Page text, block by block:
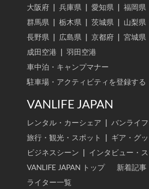
大阪府
兵庫県 愛知県 福岡県
群馬県
栃木県 茨城県 山梨県
長野県
広島県 京都府 宮城県
成田空港
羽田空港
車中泊・キャンプマナー
駐車場・アクティビティを登録する
VANLIFE JAPAN
レンタル・カーシェア バンライフ
旅行・観光・スポット
ギア・グ
ビジネスシーン
インタビュー・
VANLIFE JAPAN トップ
新着記事
ライター一覧